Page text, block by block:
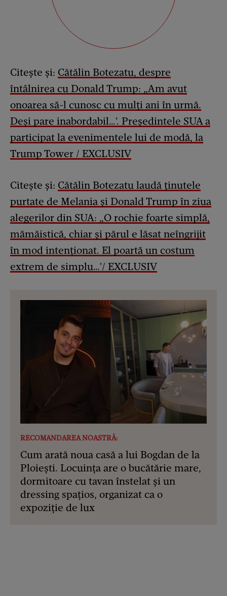
Citește și: Cătălin Botezatu, despre
întâlnirea cu Donald Trump: „Am avut
onoarea să-l cunosc cu mulți ani în urmă.
Deși pare inabordabil…'. Președintele SUA a
participat la evenimentele lui de modă, la
Trump Tower / EXCLUSIV
Citește și: Cătălin Botezatu laudă ținutele
purtate de Melania și Donald Trump în ziua
alegerilor din SUA: „O rochie foarte simplă,
mămăistică, chiar și părul e lăsat neîngrijit
în mod intenționat. El poartă un costum
extrem de simplu…'/ EXCLUSIV
RECOMANDAREA NOASTRĂ:
Cum arată noua casă a lui Bogdan de la
Ploiești. Locuința are o bucătărie mare,
dormitoare cu tavan înstelat și un
dressing spațios, organizat ca o
expoziție de lux